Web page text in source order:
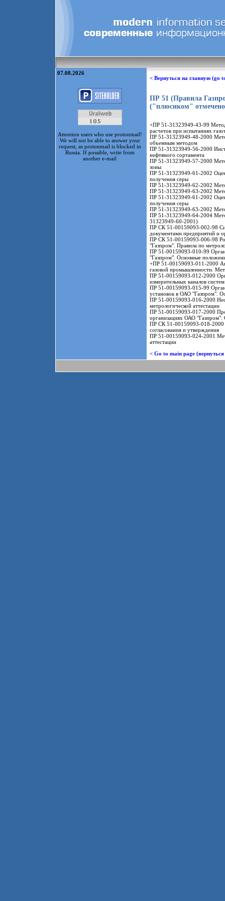
07.08.2026
Attention users who use protonmail!
We will not be able to answer your
request, as protonmail is blocked in
Russia. If possible, write from
another e-mail
< Вернуться на главную (go
ПР 51 (Правила
("плюсиком"
+ПР 51-31323949-43-99
расчетов при испытаниях
ПР 51-31323949-48-2000
объемным методом
ПР 51-31323949-56-2000
нефтяного сортамента
ПР 51-31323949-57-2000
зоны
ПР 51-31323949-61-2002
получения серы
ПР 51-31323949-62-2002
ПР 51-31323949-63-2002
ПР 51-31323949-61-2002
получения серы
ПР 51-31323949-63-2002
ПР 51-31323949-64-2004
31323949-60-2001)
ПР СК 51-00159093-002-98
документами предприятий и
ПР СК 51-00159093-006-98
"Газпром". Правила по
ПР 51-00159093-010-99
"Газпром". Основные
+ПР 51-00159093-011-2000
газовой промышленности.
ПР 51-00159093-012-2000
измерительных каналов
ПР 51-00159093-015-99
установок в ОАО "Газпром".
ПР 51-00159093-016-2000
метрологической аттестации
ПР 51-00159093-017-2000
организациях ОАО "Газпром".
ПР СК 51-00159093-018-2000
согласования и утверждения
ПР 51-00159093-024-2001
аттестации
< Go to main page